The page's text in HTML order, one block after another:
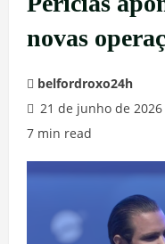
novas
belfordroxo24h
21 de junho de 2026
7 min read